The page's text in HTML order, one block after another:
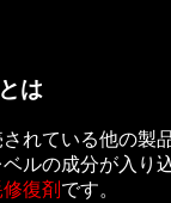
は
れている他の製
ルの成分が入り
復剤 です。